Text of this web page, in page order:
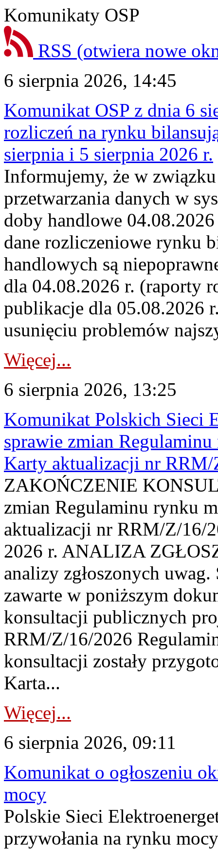
Komunikaty OSP
RSS (otwiera nowe
6 sierpnia 2026, 14:45
Komunikat OSP z dnia 6
rozliczeń na rynku
sierpnia i 5 sierpnia 2026 r.
Informujemy, że w
przetwarzania danych w
doby handlowe
dane rozliczeniowe rynku
handlowych są
dla 04.08.2026 r. (raporty
publikacje dla 05.08.2026
usunięciu problemów
Więcej...
6 sierpnia 2026, 13:25
Komunikat Polskich Sieci
sprawie zmian
Karty aktualizacji nr
ZAKOŃCZENIE
zmian Regulaminu rynku
aktualizacji nr RRM/Z/16/
2026 r. ANALIZA
analizy zgłoszonych
zawarte w poniższym
konsultacji publicznych
RRM/Z/16/2026
konsultacji zostały
Karta...
Więcej...
6 sierpnia 2026, 09:11
Komunikat o ogłoszeniu
mocy
Polskie Sieci
przywołania na rynku